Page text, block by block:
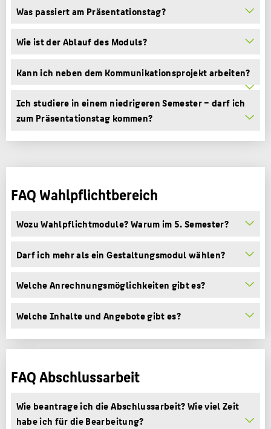
Was passiert am Präsentationstag?
Wie ist der Ablauf des Moduls?
Kann ich neben dem Kommunikationsprojekt arbeiten?
Ich studiere in einem niedrigeren Semester – darf ich
zum Präsentationstag kommen?
FAQ Wahlpflichtbereich
Wozu Wahlpflichtmodule? Warum im 5. Semester?
Darf ich mehr als ein Gestaltungsmodul wählen?
Welche Anrechnungsmöglichkeiten gibt es?
Welche Inhalte und Angebote gibt es?
FAQ Abschlussarbeit
Wie beantrage ich die Abschlussarbeit? Wie viel Zeit
habe ich für die Bearbeitung?